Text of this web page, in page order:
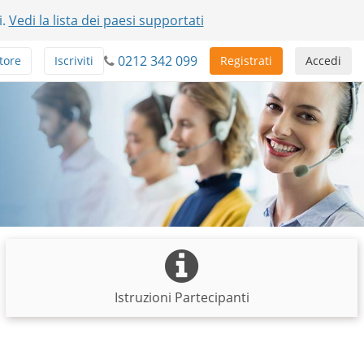
Vedi la lista dei paesi supportati
Accedi
Registrati
0212 342 099
Iscriviti
Istruzioni Partecipanti